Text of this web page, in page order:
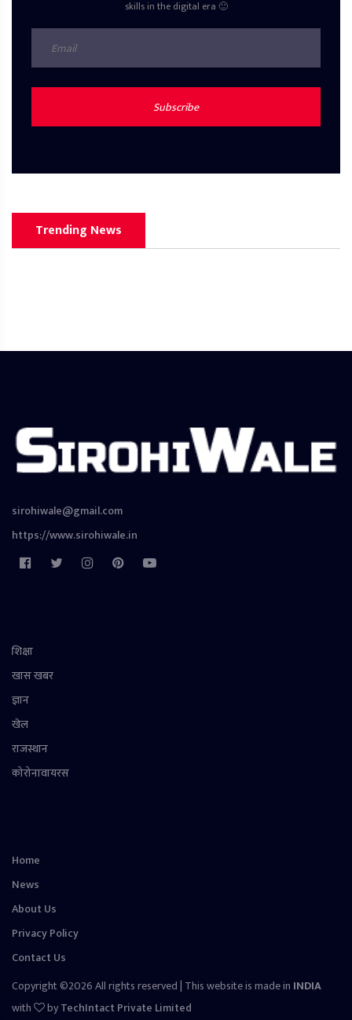
skills in the digital era 🙂
Subscribe
Trending News
sirohiwale@gmail.com
https://www.sirohiwale.in
शिक्षा
खास खबर
ज्ञान
खेल
राजस्थान
कोरोनावायरस
Home
News
About Us
Privacy Policy
Contact Us
Copyright ©2026 All rights reserved | This website is made in INDIA
with
byTechIntact Private Limited